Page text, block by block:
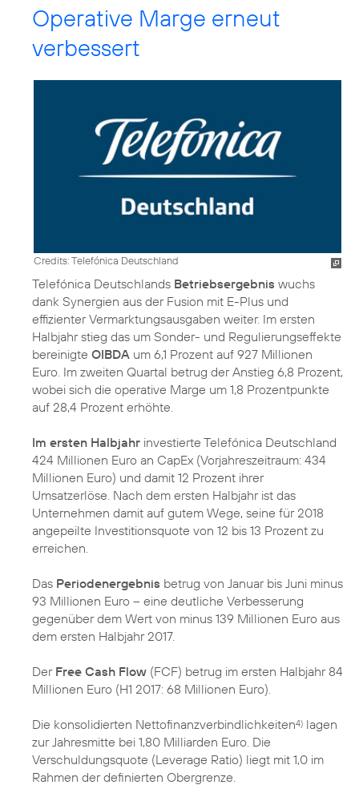
Operative Marge erneut
verbessert
Credits: Telefónica Deutschland
Telefónica Deutschlands Betriebsergebnis wuchs
dank Synergien aus der Fusion mit E-Plus und
effizienter Vermarktungsausgaben weiter. Im ersten
Halbjahr stieg das um Sonder- und Regulierungseffekte
bereinigte OIBDA um 6,1 Prozent auf 927 Millionen
Euro. Im zweiten Quartal betrug der Anstieg 6,8 Prozent,
wobei sich die operative Marge um 1,8 Prozentpunkte
auf 28,4 Prozent erhöhte.
Im ersten Halbjahr investierte Telefónica Deutschland
424 Millionen Euro an CapEx (Vorjahreszeitraum: 434
Millionen Euro) und damit 12 Prozent ihrer
Umsatzerlöse. Nach dem ersten Halbjahr ist das
Unternehmen damit auf gutem Wege, seine für 2018
angepeilte Investitionsquote von 12 bis 13 Prozent zu
erreichen.
Das Periodenergebnis betrug von Januar bis Juni minus
93 Millionen Euro – eine deutliche Verbesserung
gegenüber dem Wert von minus 139 Millionen Euro aus
dem ersten Halbjahr 2017.
Der Free Cash Flow (FCF) betrug im ersten Halbjahr 84
Millionen Euro (H1 2017: 68 Millionen Euro).
Die konsolidierten Nettofinanzverbindlichkeiten4) lagen
zur Jahresmitte bei 1,80 Milliarden Euro. Die
Verschuldungsquote (Leverage Ratio) liegt mit 1,0 im
Rahmen der definierten Obergrenze.